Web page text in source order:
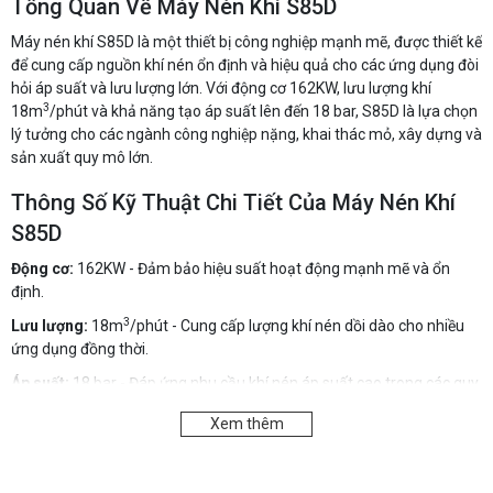
Tổng Quan Về Máy Nén Khí S85D
Máy nén khí S85D là một thiết bị công nghiệp mạnh mẽ, được thiết kế
để cung cấp nguồn khí nén ổn định và hiệu quả cho các ứng dụng đòi
hỏi áp suất và lưu lượng lớn. Với động cơ 162KW, lưu lượng khí
18m3/phút và khả năng tạo áp suất lên đến 18 bar, S85D là lựa chọn
lý tưởng cho các ngành công nghiệp nặng, khai thác mỏ, xây dựng và
sản xuất quy mô lớn.
Thông Số Kỹ Thuật Chi Tiết Của Máy Nén Khí
S85D
Động cơ: 162KW - Đảm bảo hiệu suất hoạt động mạnh mẽ và ổn
định.
Lưu lượng: 18m3/phút - Cung cấp lượng khí nén dồi dào cho nhiều
ứng dụng đồng thời.
Áp suất:
18 bar - Đáp ứng nhu cầu khí nén áp suất cao trong các quy
3.000kg - Thể hiện sự chắc chắn và độ bền của máy.
Xem thêm